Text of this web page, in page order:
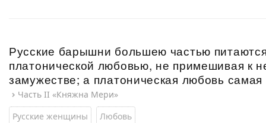
Русские барышни большею частью
платонической любовью, не примешивая к
замужестве; а платоническая любовь
Часть II «Княжна Мери»
Русские женщины
Любовь